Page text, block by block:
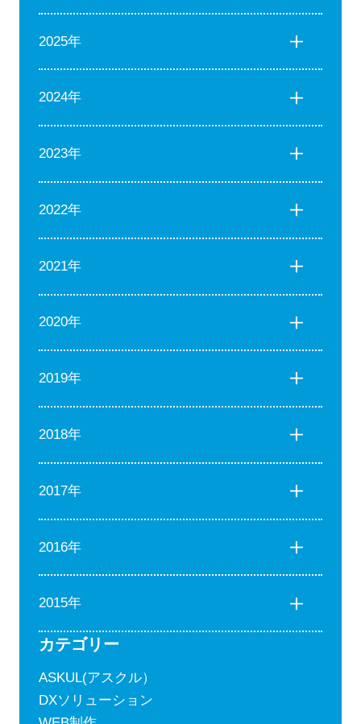
2025年
2024年
2023年
2022年
2021年
2020年
2019年
2018年
2017年
2016年
2015年
カテゴリー
ASKUL(アスクル）
DXソリューション